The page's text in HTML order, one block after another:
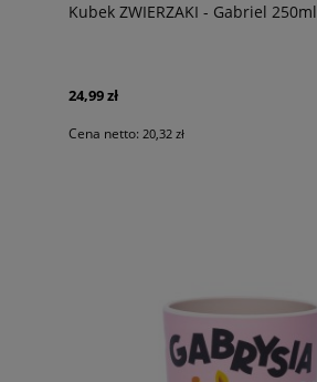
Kubek ZWIERZAKI - Gabriel 250ml
24,99 zł
Cena netto: 20,32 zł